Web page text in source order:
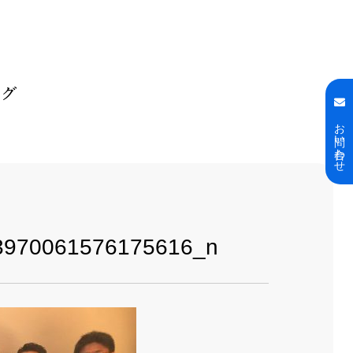
お問い合わせ